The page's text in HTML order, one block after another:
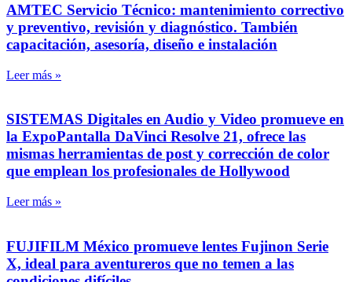
AMTEC Servicio Técnico: mantenimiento correctivo
y preventivo, revisión y diagnóstico. También
capacitación, asesoría, diseño e instalación
Leer más »
SISTEMAS Digitales en Audio y Video promueve en
la ExpoPantalla DaVinci Resolve 21, ofrece las
mismas herramientas de post y corrección de color
que emplean los profesionales de Hollywood
Leer más »
FUJIFILM México promueve lentes Fujinon Serie
X, ideal para aventureros que no temen a las